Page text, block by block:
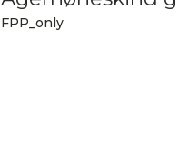
FPP_only